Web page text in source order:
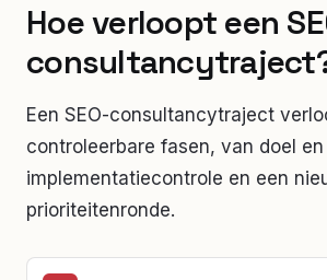
Hoe verloopt een
Een SEO-consultancytraject
controleerbare fasen, van doel
implementatiecontrole en een
prioriteitenronde.